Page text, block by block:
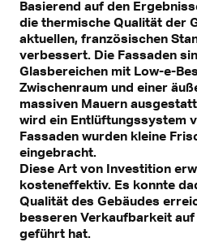
Basierend auf den
die thermische Qualität der
aktuellen, französischen
verbessert. Die Fassaden
Glasbereichen mit Low-e-
Zwischenraum und einer
massiven Mauern
wird ein Entlüftungssystem
Fassaden wurden kleine
eingebracht.
Diese Art von Investition
kosteneffektiv. Es konnte
Qualität des Gebäudes
besseren Verkaufbarkeit
geführt hat.